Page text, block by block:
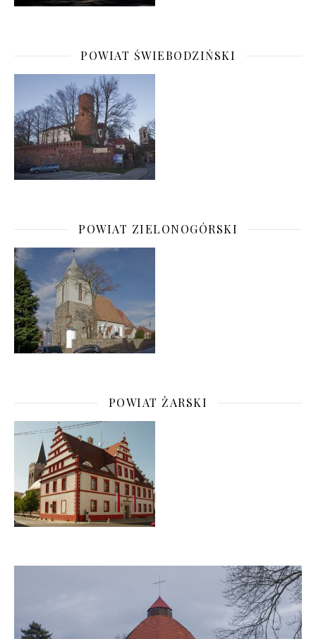
POWIAT ŚWIEBODZIŃSKI
POWIAT ZIELONOGÓRSKI
POWIAT ŻARSKI